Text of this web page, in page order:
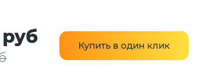
Купить в один клик